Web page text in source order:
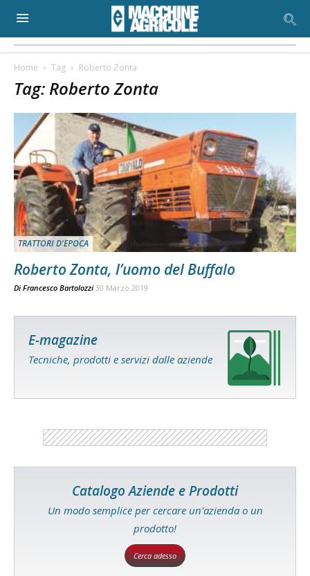
Home Tag Roberto Zonta
Tag: Roberto Zonta
TRATTORI D'EPOCA
Roberto Zonta, l’uomo del Buffalo
Di Francesco Bartolozzi 30 Marzo 2019
E-magazine
Tecniche, prodotti e servizi dalle aziende
Catalogo Aziende e Prodotti
Un modo semplice per cercare un'azienda o un
prodotto!
Cerca adesso